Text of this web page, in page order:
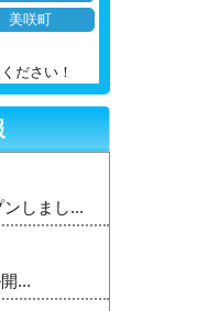
美咲町
ださい！
しまし...
...